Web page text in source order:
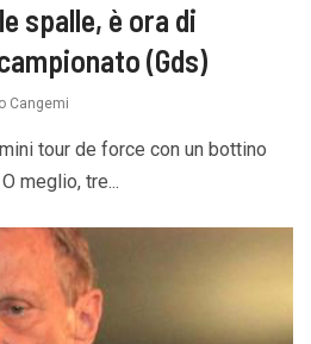
spalle, è ora di
(Gds)
Cangemi
tour de force con un bottino
meglio, tre...